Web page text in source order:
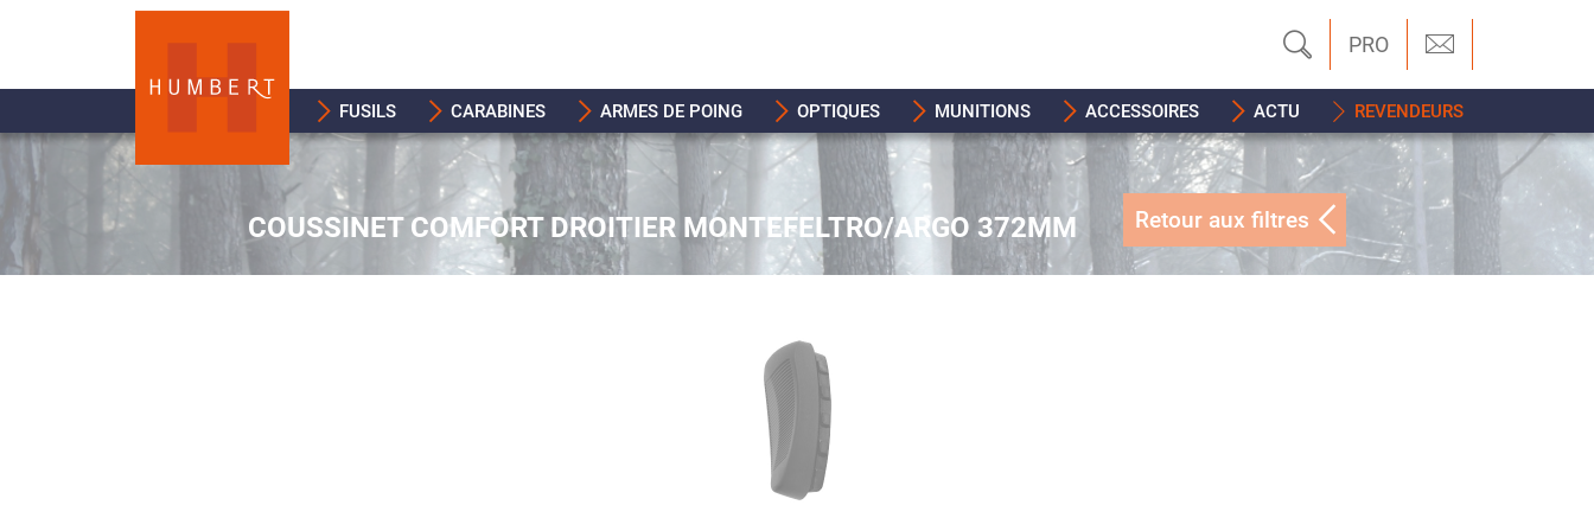
PRO
FUSILS CARABINES ARMES DE POING OPTIQUES MUNITIONS ACCESSOIRES ACTU REVENDEURS
COUSSINET COMFORT DROITIER MONTEFELTRO/ARGO 372MM Retour aux filtres